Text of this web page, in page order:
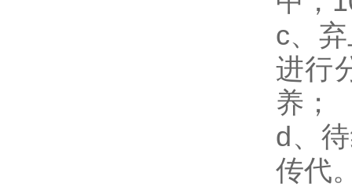
c、
进行
养；
d、
传代